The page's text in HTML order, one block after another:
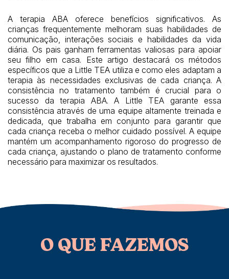
A terapia ABA oferece benefícios significativos. As
crianças frequentemente melhoram suas habilidades de
comunicação, interações sociais e habilidades da vida
diária. Os pais ganham ferramentas valiosas para apoiar
seu filho em casa. Este artigo destacará os métodos
específicos que a Little TEA utiliza e como eles adaptam a
terapia às necessidades exclusivas de cada criança. A
consistência no tratamento também é crucial para o
sucesso da terapia ABA. A Little TEA garante essa
consistência através de uma equipe altamente treinada e
dedicada, que trabalha em conjunto para garantir que
cada criança receba o melhor cuidado possível. A equipe
mantém um acompanhamento rigoroso do progresso de
cada criança, ajustando o plano de tratamento conforme
necessário para maximizar os resultados.
O QUE FAZEMOS